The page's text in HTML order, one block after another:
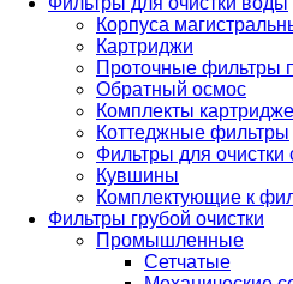
Корпуса
Картриджи
Проточные фильтры
Обратный осмос
Комплекты
Коттеджные фильтры
Фильтры для очистки
Кувшины
Комплектующие к
Фильтры грубой очистки
Промышленные
Сетчатые